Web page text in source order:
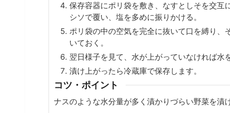
保存容器にポリ袋を敷き、なすとしそを交互
シソで覆い、塩を多めに振りかける。
ポリ袋の中の空気を完全に抜いて口を縛り
いておく。
翌日様子を見て、水が上がっていなければ水
漬け上がったら冷蔵庫で保存します。
コツ・ポイント
ナスのような水分量が多く漬かりづらい野菜を漬